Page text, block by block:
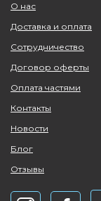
О нас
Доставка и оплата
Сотрудничество
Договор оферты
Оплата частями
Контакты
Новости
Блог
Отзывы